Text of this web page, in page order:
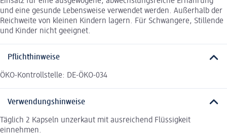
und eine gesunde Lebensweise verwendet werden. Außerhalb der
Reichweite von kleinen Kindern lagern. Für Schwangere, Stillende
und Kinder nicht geeignet.
Pflichthinweise
ÖKO-Kontrollstelle: DE-ÖKO-034
Verwendungshinweise
Täglich 2 Kapseln unzerkaut mit ausreichend Flüssigkeit
einnehmen.